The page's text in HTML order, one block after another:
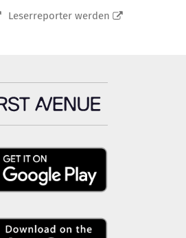
Leserreporter werden